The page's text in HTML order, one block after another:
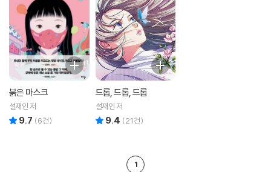
붉은 마스크
설재인 저
9.7 (6건)
드롭, 드롭, 드롭
설재인 저
9.4 (21건)
1